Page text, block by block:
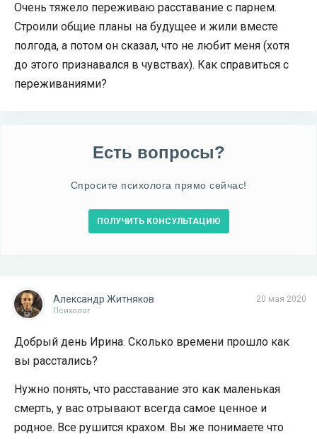
Очень тяжело переживаю расставание с парнем.
Строили общие планы на будущее и жили вместе
полгода, а потом он сказал, что не любит меня (хотя
до этого признавался в чувствах). Как справиться с
переживаниями?
Есть вопросы?
Спросите психолога прямо сейчас!
ПОЛУЧИТЬ КОНСУЛЬТАЦИЮ
20 мая 2020
Александр Житняков
Психолог
Добрый день Ирина. Сколько времени прошло как
вы расстались?
Нужно понять, что расставание это как маленькая
смерть, у вас отрывают всегда самое ценное и
родное. Все рушится крахом. Вы же понимаете что